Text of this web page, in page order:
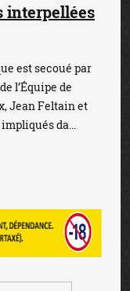
interpellées
est secoué par
l’Équipe de
Jean Feltain et
da...